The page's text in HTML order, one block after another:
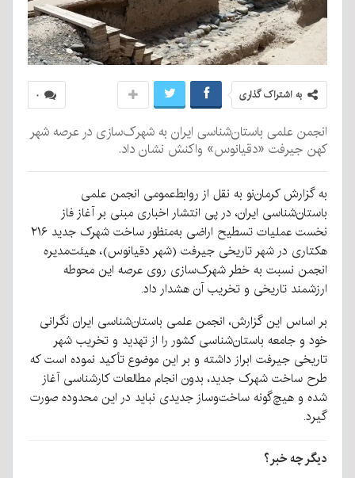
۰ به اشتراک گذاری
انجمن علمی باستان‌شناسی ایران به شهرک‌سازی در عرصه شهر
کهن جیرفت «دقیانوس» واکنش نشان داد.
به گزارش کرمان‌نو به نقل از روابط‌عمومی انجمن علمی
باستان‌شناسی ایران، در پی انتشار اخباری مبنی بر آغاز فاز
نخست عملیات تسطیح اراضی به‌منظور ساخت شهرک جدید ۲۱۶
هکتاری در شهر تاریخی جیرفت (شهر دقیانوس)، هیئت‌مدیره
انجمن نسبت به خطر شهرک‌سازی روی عرصه این محوطه
ارزشمند تاریخی و تخریب آن هشدار داد.
بر اساس این گزارش، انجمن علمی باستان‌شناسی ایران نگرانی
خود و جامعه باستان‌شناسی کشور را از تهدید و تخریب شهر
تاریخی جیرفت ابراز داشته و بر این موضوع تأکید نموده است که
طرح ساخت شهرک جدید، بدون انجام مطالعات کارشناسی آغاز
شده و هیچ‌گونه ساخت‌وساز جدیدی نباید در این محدوده صورت
گیرد.
دیگر چه خبر؟